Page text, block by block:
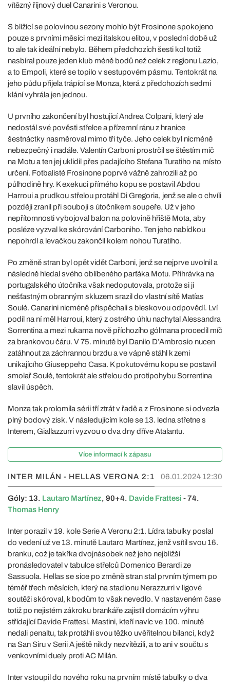
vítězný říjnový duel Canarini s Veronou.
S blížící se polovinou sezony mohlo být Frosinone spokojeno
pouze s prvními měsíci mezi italskou elitou, v poslední době už
to ale tak ideální nebylo. Během předchozích šesti kol totiž
nasbíral pouze jeden klub méně bodů než celek z regionu Lazio,
a to Empoli, které se topilo v sestupovém pásmu. Tentokrát na
jeho půdu přijela trápící se Monza, která z předchozích sedmi
klání vyhrála jen jednou.
U prvního zakončení byl hostující Andrea Colpani, který ale
nedostál své pověsti střelce a přízemní ránu z hranice
šestnáctky nasměroval mimo tři tyče. Jeho celek byl nicméně
nebezpečný i nadále. Valentín Carboni prostrčil se štěstím míč
na Motu a ten jej uklidil přes padajícího Stefana Turatiho na místo
určení. Fotbalisté Frosinone poprvé vážně zahrozili až po
půlhodině hry. K exekuci přímého kopu se postavil Abdou
Harroui a prudkou střelou protáhl Di Gregoria, jenž se ale o chvíli
později zranil při souboji s útočníkem soupeře. Už v jeho
nepřítomnosti vybojoval balon na polovině hřiště Mota, aby
posléze vyzval ke skórování Carboniho. Ten jeho nabídkou
nepohrdl a levačkou zakončil kolem nohou Turatiho.
Po změně stran byl opět vidět Carboni, jenž se nejprve uvolnil a
následně hledal svého oblíbeného parťáka Motu. Přihrávka na
portugalského útočníka však nedoputovala, protože si ji
nešťastným obranným skluzem srazil do vlastní sítě Matías
Soulé. Canarini nicméně přispěchali s bleskovou odpovědí. Lví
podíl na ní měl Harroui, který z ostrého úhlu nachytal Alessandra
Sorrentina a mezi rukama nově příchozího gólmana procedil míč
za brankovou čáru. V 75. minutě byl Danilo D’Ambrosio nucen
zatáhnout za záchrannou brzdu a ve vápně stáhl k zemi
unikajícího Giuseppeho Casa. K pokutovému kopu se postavil
smolař Soulé, tentokrát ale střelou do protipohybu Sorrentina
slavil úspěch.
Monza tak prolomila sérii tří ztrát v řadě a z Frosinone si odvezla
plný bodový zisk. V následujícím kole se 13. ledna střetne s
Interem, Giallazzurri vyzvou o dva dny dříve Atalantu.
Více informací k zápasu
INTER MILÁN - HELLAS VERONA 2:1 06.01.2024 12:30
Góly: 13. Lautaro Martínez, 90+4. Davide Frattesi - 74.
Thomas Henry
Inter porazil v 19. kole Serie A Veronu 2:1. Lídra tabulky poslal
do vedení už ve 13. minutě Lautaro Martínez, jenž vsítil svou 16.
branku, což je takřka dvojnásobek než jeho nejbližší
pronásledovatel v tabulce střelců Domenico Berardi ze
Sassuola. Hellas se sice po změně stran stal prvním týmem po
téměř třech měsících, který na stadionu Nerazzurri v ligové
soutěži skóroval, k bodům to však nevedlo. V nastaveném čase
totiž po nejistém zákroku brankáře zajistil domácím výhru
střídající Davide Frattesi. Mastini, kteří navíc ve 100. minutě
nedali penaltu, tak protáhli svou těžko uvěřitelnou bilanci, když
na San Siru v Serii A ještě nikdy nezvítězili, a to ani v součtu s
venkovními duely proti AC Milán.
Inter vstoupil do nového roku na prvním místě tabulky o dva